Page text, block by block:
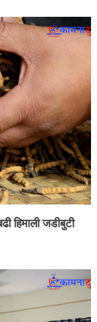
हिमाली जडीबुटी